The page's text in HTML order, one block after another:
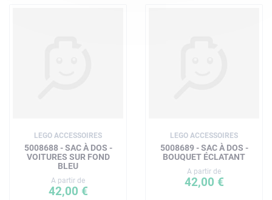
LEGO ACCESSOIRES
5008688 - SAC À DOS -
VOITURES SUR FOND
BLEU
A partir de
42,00 €
LEGO ACCESSOIRES
5008689 - SAC À DOS -
BOUQUET ÉCLATANT
A partir de
42,00 €